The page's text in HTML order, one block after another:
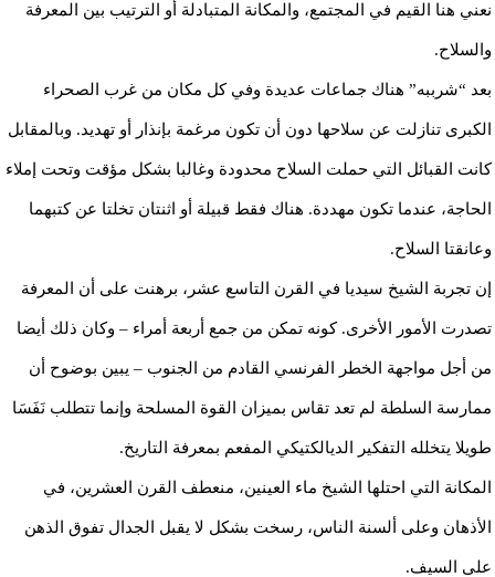
نعني هنا القيم في المجتمع، والمكانة المتبادلة أو الترتيب بين المعرفة
والسلاح.
بعد “شرببه” هناك جماعات عديدة وفي كل مكان من غرب الصحراء
الكبرى تنازلت عن سلاحها دون أن تكون مرغمة بإنذار أو تهديد. وبالمقابل
كانت القبائل التي حملت السلاح محدودة وغالبا بشكل مؤقت وتحت إملاء
الحاجة، عندما تكون مهددة. هناك فقط قبيلة أو اثنتان تخلتا عن كتبهما
وعانقتا السلاح.
إن تجربة الشيخ سيديا في القرن التاسع عشر، برهنت على أن المعرفة
تصدرت الأمور الأخرى. كونه تمكن من جمع أربعة أمراء – وكان ذلك أيضا
من أجل مواجهة الخطر الفرنسي القادم من الجنوب – يبين بوضوح أن
ممارسة السلطة لم تعد تقاس بميزان القوة المسلحة وإنما تتطلب نَفَسَا
طويلا يتخلله التفكير الديالكتيكي المفعم بمعرفة التاريخ.
المكانة التي احتلها الشيخ ماء العينين، منعطف القرن العشرين، في
الأذهان وعلى ألسنة الناس، رسخت بشكل لا يقبل الجدال تفوق الذهن
على السيف.